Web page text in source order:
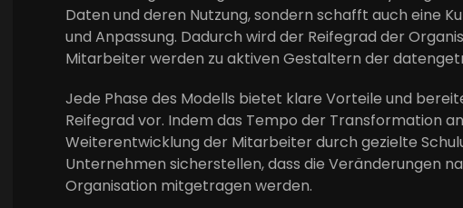
Daten und deren Nutzung, sondern schafft auch eine
und Anpassung. Dadurch wird der Reifegrad der
Mitarbeiter werden zu aktiven Gestaltern der
Jede Phase des Modells bietet klare Vorteile und
Reifegrad vor. Indem das Tempo der Transformation
Weiterentwicklung der Mitarbeiter durch gezielte
Unternehmen sicherstellen, dass die Veränderungen
Organisation mitgetragen werden.